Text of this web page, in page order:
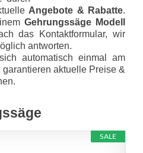
Angebote & Rabatte.
Gehrungssäge Modell
das Kontaktformular, wir
antworten.
automatisch einmal am
aktuelle Preise &
SALE